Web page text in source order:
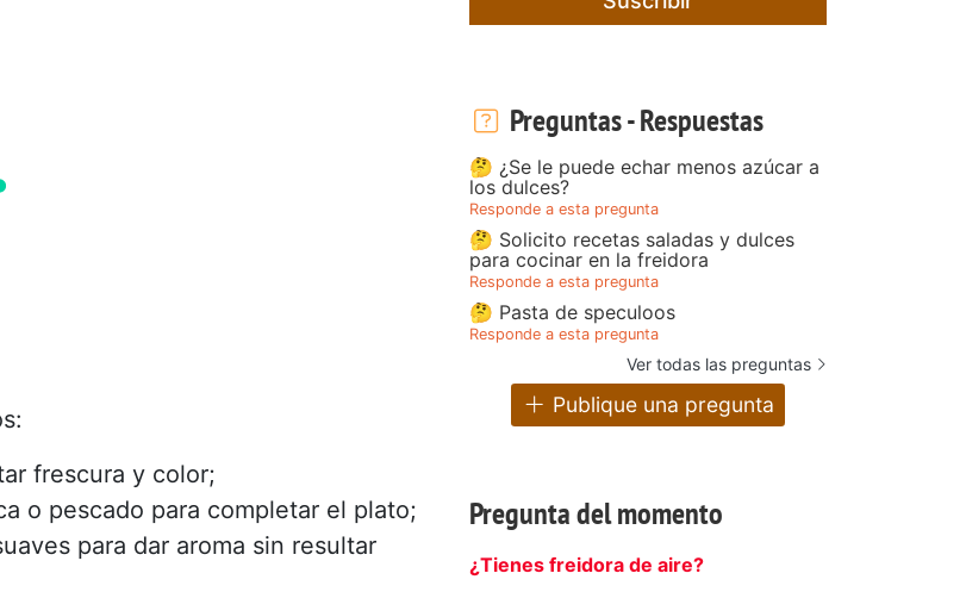
frescura y color;
o pescado para completar el plato;
para dar aroma sin resultar
Preguntas - Respuestas
🤔 ¿Se le puede echar menos azúcar a
los dulces?
Responde a esta pregunta
🤔 Solicito recetas saladas y dulces
para cocinar en la freidora
Responde a esta pregunta
🤔 Pasta de speculoos
Responde a esta pregunta
Ver todas las preguntas
Publique una pregunta
Pregunta del momento
¿Tienes freidora de aire?